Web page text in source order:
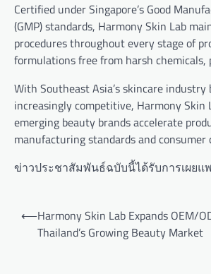
Certified under Singapore’s Good
(GMP) standards, Harmony Skin Lab
procedures throughout every stage of
formulations free from harsh chemicals,
With Southeast Asia’s skincare industry
increasingly competitive, Harmony Skin
emerging beauty brands accelerate
manufacturing standards and consumer
ข่าวประชาสัมพันธ์ฉบับนี้ได้รับการเผยแ
⟵Harmony Skin Lab Expands OEM/
Thailand’s Growing Beauty Market